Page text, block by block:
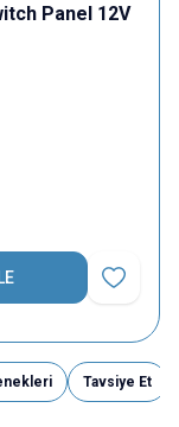
Panel 12V
Favoriye
Tavsiye Et